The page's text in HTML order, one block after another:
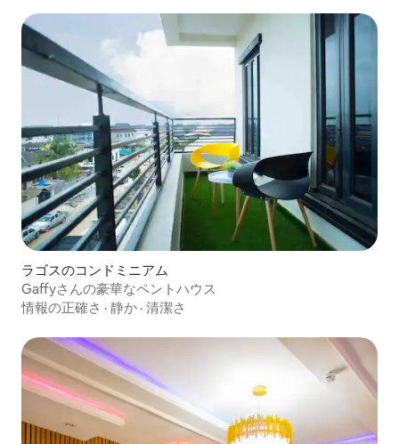
ラゴスのコンドミニアム
Gaffyさんの豪華なペントハウス
情報の正確さ · 静か · 清潔さ